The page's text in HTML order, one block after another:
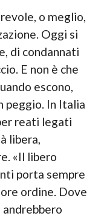
o meglio,
Oggi si
di condannati
E non è che
escono,
peggio. In Italia
reati legati
libera,
«Il libero
porta sempre
ordine. Dove
andrebbero